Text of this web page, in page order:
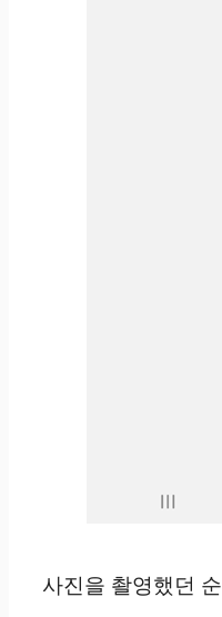
사진을 촬영했던 순